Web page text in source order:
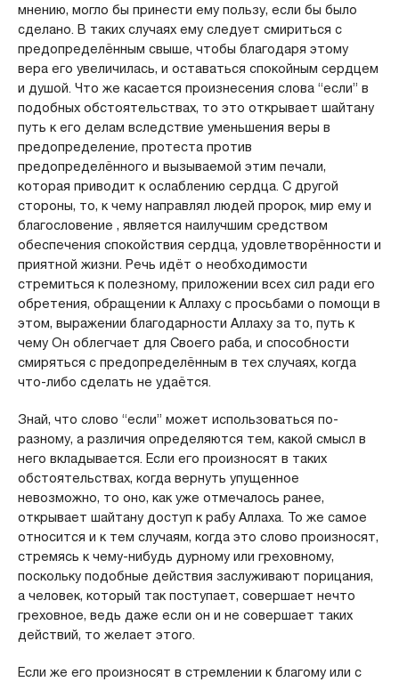
мнению, могло бы принести ему пользу, если бы было
сделано. В таких случаях ему следует смириться с
предопределённым свыше, чтобы благодаря этому
вера его увеличилась, и оставаться спокойным сердцем
и душой. Что же касается произнесения слова “если” в
подобных обстоятельствах, то это открывает шайтану
путь к его делам вследствие уменьшения веры в
предопределение, протеста против
предопределённого и вызываемой этим печали,
которая приводит к ослаблению сердца. С другой
стороны, то, к чему направлял людей пророк, мир ему и
благословение , является наилучшим средством
обеспечения спокойствия сердца, удовлетворённости и
приятной жизни. Речь идёт о необходимости
стремиться к полезному, приложении всех сил ради его
обретения, обращении к Аллаху с просьбами о помощи в
этом, выражении благодарности Аллаху за то, путь к
чему Он облегчает для Своего раба, и способности
смиряться с предопределённым в тех случаях, когда
что-либо сделать не удаётся.
Знай, что слово “если” может использоваться по-
разному, а различия определяются тем, какой смысл в
него вкладывается. Если его произносят в таких
обстоятельствах, когда вернуть упущенное
невозможно, то оно, как уже отмечалось ранее,
открывает шайтану доступ к рабу Аллаха. То же самое
относится и к тем случаям, когда это слово произносят,
стремясь к чему-нибудь дурному или греховному,
поскольку подобные действия заслуживают порицания,
а человек, который так поступает, совершает нечто
греховное, ведь даже если он и не совершает таких
действий, то желает этого.
Если же его произносят в стремлении к благому или с